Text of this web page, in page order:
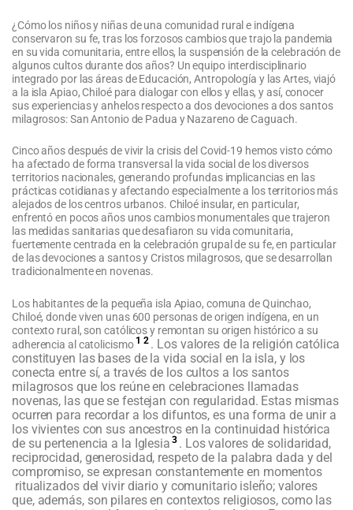
¿Cómo los niños y niñas de una comunidad rural e indígena
conservaron su fe, tras los forzosos cambios que trajo la pandemia
en su vida comunitaria, entre ellos, la suspensión de la celebración de
algunos cultos durante dos años? Un equipo interdisciplinario
integrado por las áreas de Educación, Antropología y las Artes, viajó
a la isla Apiao, Chiloé para dialogar con ellos y ellas, y así, conocer
sus experiencias y anhelos respecto a dos devociones a dos santos
milagrosos: San Antonio de Padua y Nazareno de Caguach.
Cinco años después de vivir la crisis del Covid-19 hemos visto cómo
ha afectado de forma transversal la vida social de los diversos
territorios nacionales, generando profundas implicancias en las
prácticas cotidianas y afectando especialmente a los territorios más
alejados de los centros urbanos. Chiloé insular, en particular,
enfrentó en pocos años unos cambios monumentales que trajeron
las medidas sanitarias que desafiaron su vida comunitaria,
fuertemente centrada en la celebración grupal de su fe, en particular
de las devociones a santos y Cristos milagrosos, que se desarrollan
tradicionalmente en novenas.
Los habitantes de la pequeña isla Apiao, comuna de Quinchao,
Chiloé, donde viven unas 600 personas de origen indígena, en un
contexto rural, son católicos y remontan su origen histórico a su
adherencia al catolicismo 1 2 . Los valores de la religión católica
constituyen las bases de la vida social en la isla, y los
conecta entre sí, a través de los cultos a los santos
milagrosos que los reúne en celebraciones llamadas
novenas, las que se festejan con regularidad. Estas mismas
ocurren para recordar a los difuntos, es una forma de unir a
los vivientes con sus ancestros en la continuidad histórica
de su pertenencia a la Iglesia 3 . Los valores de solidaridad,
reciprocidad, generosidad, respeto de la palabra dada y del
compromiso, se expresan constantemente en momentos
ritualizados del vivir diario y comunitario isleño; valores
que, además, son pilares en contextos religiosos, como las